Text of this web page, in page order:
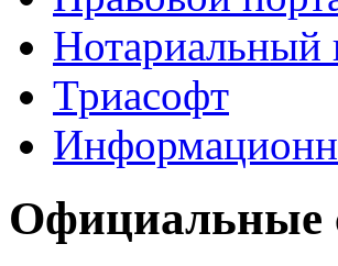
Нотариальный
Триасофт
Официальные